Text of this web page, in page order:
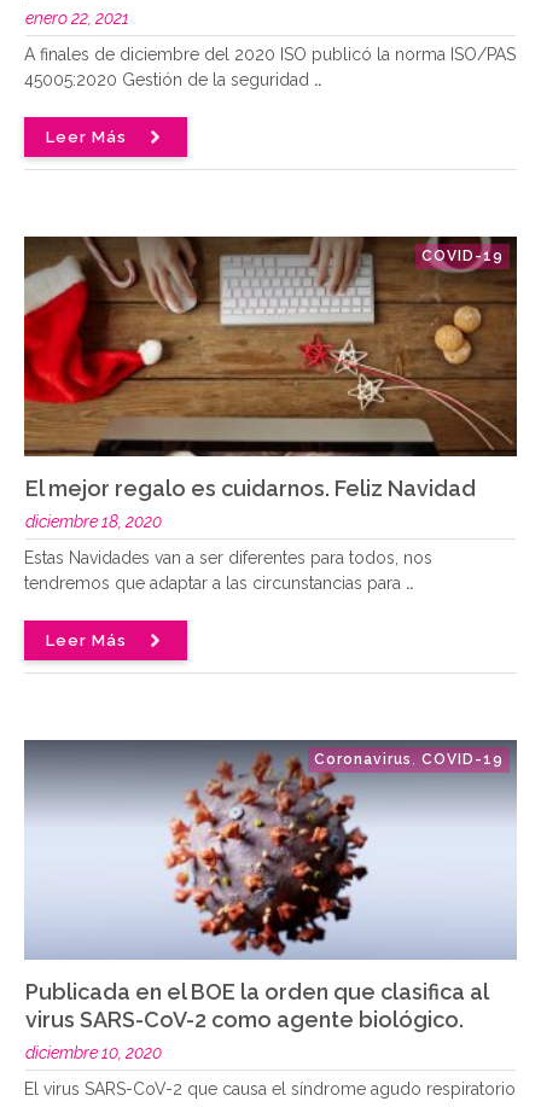
enero 22, 2021
A finales de diciembre del 2020 ISO publicó la norma ISO/PAS
45005:2020 Gestión de la seguridad ..
Leer Más
COVID-19
El mejor regalo es cuidarnos. Feliz Navidad
diciembre 18, 2020
Estas Navidades van a ser diferentes para todos, nos
tendremos que adaptar a las circunstancias para ..
Leer Más
Coronavirus , COVID-19
Publicada en el BOE la orden que clasifica al
virus SARS-CoV-2 como agente biológico.
diciembre 10, 2020
El virus SARS-CoV-2 que causa el síndrome agudo respiratorio